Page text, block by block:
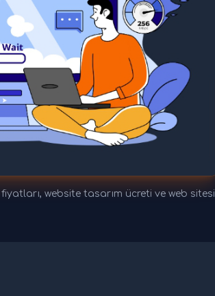
website tasarım ücreti ve web sitesi